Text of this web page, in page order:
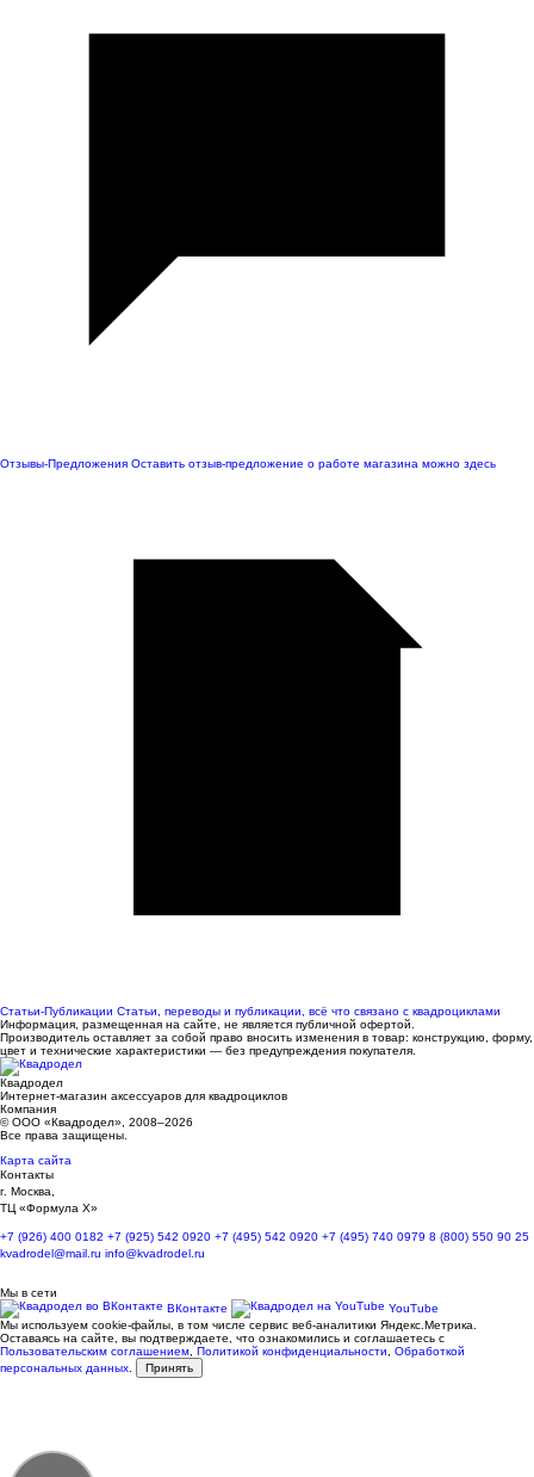
Отзывы-Предложения Оставить отзыв-предложение о работе магазина можно здесь
Статьи-Публикации Статьи, переводы и публикации, всё что связано с квадроциклами
Информация, размещенная на сайте, не является публичной офертой.
Производитель оставляет за собой право вносить изменения в товар: конструкцию, форму,
цвет и технические характеристики — без предупреждения покупателя.
Квадродел
Интернет-магазин аксессуаров для квадроциклов
Компания
© ООО «Квадродел», 2008–2026
Все права защищены.
Карта сайта
Контакты
г. Москва,
ТЦ «Формула Х»
+7 (926) 400 0182 +7 (925) 542 0920 +7 (495) 542 0920 +7 (495) 740 0979 8 (800) 550 90 25
kvadrodel@mail.ru info@kvadrodel.ru
Мы в сети
ВКонтакте
YouTube
Мы используем cookie-файлы, в том числе сервис веб-аналитики Яндекс.Метрика.
Оставаясь на сайте, вы подтверждаете, что ознакомились и соглашаетесь с
Пользовательским соглашением, Политикой конфиденциальности, Обработкой
персональных данных. Принять